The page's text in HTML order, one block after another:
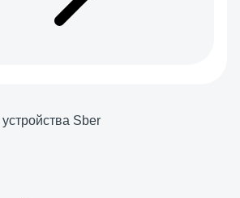
Sber